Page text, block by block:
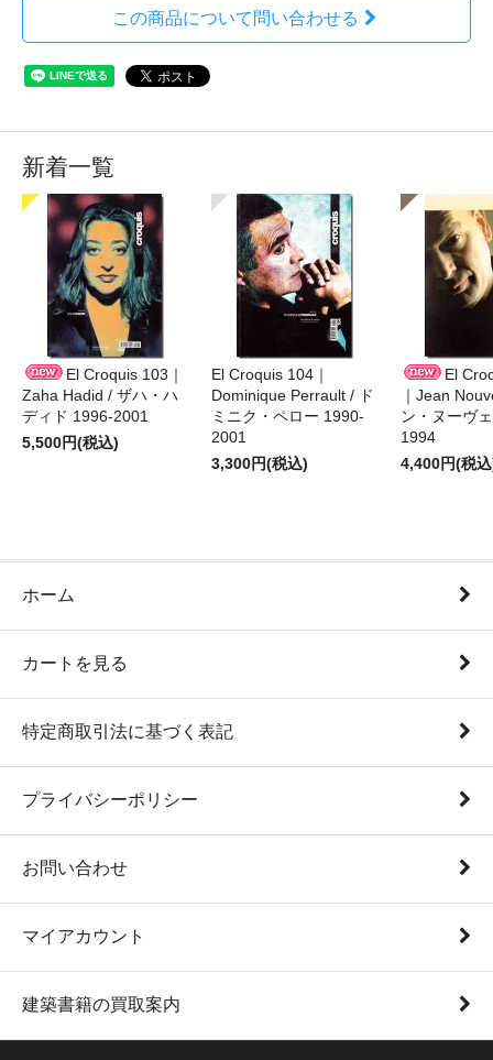
この商品について問い合わせる
新着一覧
El Croquis 103｜
Zaha Hadid / ザハ・ハ
ディド 1996-2001
5,500円(税込)
El Croquis 104｜
Dominique Perrault / ド
ミニク・ペロー 1990-
2001
3,300円(税込)
El
｜Jean
ン・ヌーヴ
1994
4,400円(税
ホーム
カートを見る
特定商取引法に基づく表記
プライバシーポリシー
お問い合わせ
マイアカウント
建築書籍の買取案内